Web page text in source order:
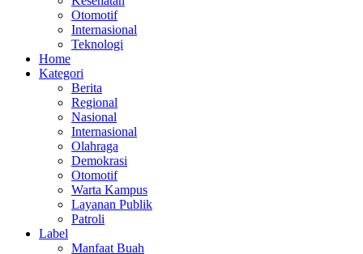
Otomotif
Internasional
Teknologi
Home
Kategori
Berita
Regional
Nasional
Internasional
Olahraga
Demokrasi
Otomotif
Warta Kampus
Layanan Publik
Patroli
Label
Manfaat Buah